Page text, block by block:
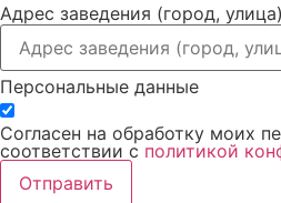
Адрес заведения (город, улица)
Персональные данные
Согласен на обработку моих
соответствии с политикой
Отправить